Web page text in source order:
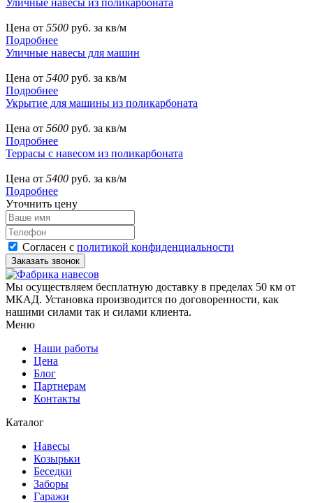
Цена от 5500 руб. за кв/м
Подробнее
Уличные навесы для машин
Цена от 5400 руб. за кв/м
Подробнее
Укрытие для машины из поликарбоната
Цена от 5600 руб. за кв/м
Подробнее
Террасы с навесом из поликарбоната
Цена от 5400 руб. за кв/м
Подробнее
Уточнить цену
Согласен с политикой конфиденциальности
Мы осуществляем бесплатную доставку в пределах 50 км от
МКАД. Установка производится по договоренности, как
нашими силами так и силами клиента.
Меню
Наши работы
Цена
Блог
Партнерам
Контакты
Каталог
Навесы
Козырьки
Беседки
Заборы
Гаражи